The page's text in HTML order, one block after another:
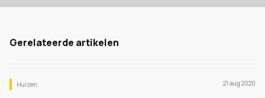
Gerelateerde artikelen
Huizen 21 aug 2020